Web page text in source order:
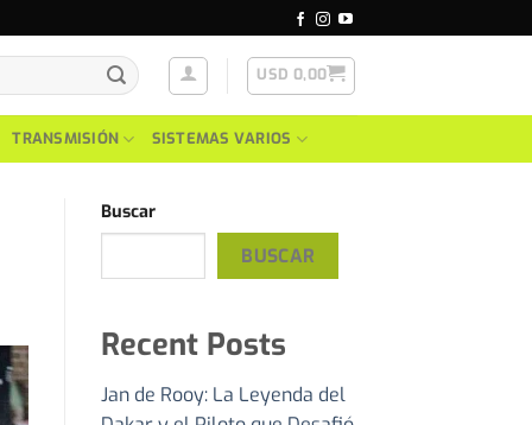
USD 0,00
TRANSMISIÓN SISTEMAS VARIOS
Buscar
BUSCAR
Recent Posts
Jan de Rooy: La Leyenda del